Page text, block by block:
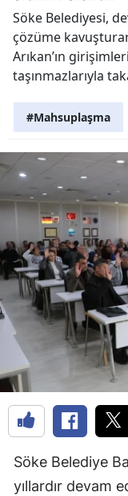
Söke Belediyesi,
çözüme
Arıkan’ın
taşınmazlarıyla
#Mahsuplaşma
Söke Belediye
yıllardır devam